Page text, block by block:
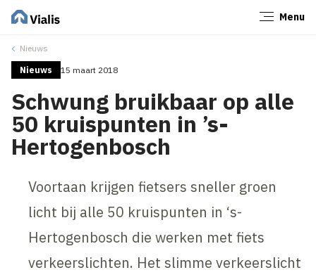
Menu
Nieuws
Nieuws 15 maart 2018
Schwung bruikbaar op alle
50 kruispunten in ’s-
Hertogenbosch
Voortaan krijgen fietsers sneller groen
licht bij alle 50 kruispunten in ‘s-
Hertogenbosch die werken met fiets
verkeerslichten. Het slimme verkeerslicht
Sluiten